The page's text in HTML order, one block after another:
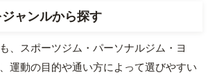
ャンルから探す
、スポーツジム・パーソナルジム・ヨ
運動の目的や通い方によって選びやすい